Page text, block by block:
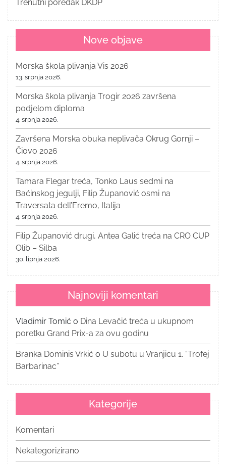
Trenutni poredak DKDP
Nove objave
Morska škola plivanja Vis 2026
13. srpnja 2026.
Morska škola plivanja Trogir 2026 završena
podjelom diploma
4. srpnja 2026.
Završena Morska obuka neplivača Okrug Gornji –
Čiovo 2026
4. srpnja 2026.
Tamara Flegar treća, Tonko Laus sedmi na
Baćinskog jegulji, Filip Županović osmi na
Traversata dell’Eremo, Italija
4. srpnja 2026.
Filip Županović drugi, Antea Galić treća na CRO CUP
Olib – Silba
30. lipnja 2026.
Najnoviji komentari
Vladimir Tomić o Dina Levačić treća u ukupnom
poretku Grand Prix-a za ovu godinu
Branka Dominis Vrkić o U subotu u Vranjicu 1. “Trofej
Barbarinac”
Kategorije
Komentari
Nekategorizirano